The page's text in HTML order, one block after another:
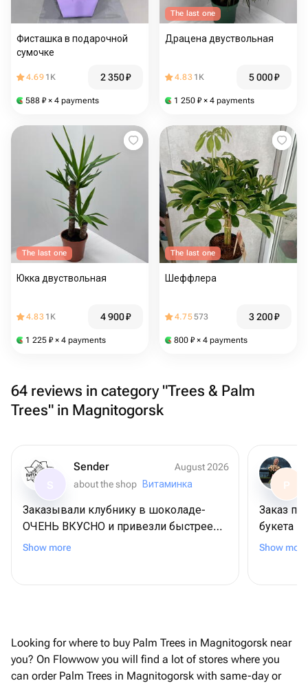
Фисташка в подарочной
сумочке
4.69 1K 2 350₽
588 ₽ × 4 payments
The last one
Драцена двуствольная
4.83 1K 5 000₽
1 250 ₽ × 4 payments
The last one
Юкка двуствольная
4.83 1K 4 900₽
1 225 ₽ × 4 payments
The last one
Шеффлера
4.75573 3 200₽
800 ₽ × 4 payments
64 reviews in category "Trees & Palm
Trees" in Magnitogorsk
Sender
August 2026
about the shop
Витаминка
Заказывали клубнику в шоколаде-
ОЧЕНЬ ВКУСНО и привезли быстрее
чем показывало
Show more
P
Заказ
букета
по
Show more
Looking for where to buy Palm Trees in Magnitogorsk near
you? On Flowwow you will find a lot of stores where you
can order Palm Trees in Magnitogorsk with same-day or